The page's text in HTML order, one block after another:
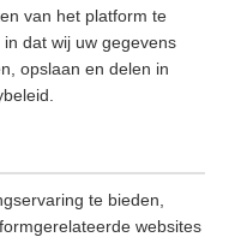
van het platform te
dat wij uw gegevens
opslaan en delen in
te bieden,
websites